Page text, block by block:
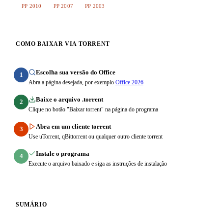
PP 2010
PP 2007 PP 2003
COMO BAIXAR VIA TORRENT
1 Escolha sua versão do Office
Abra a página desejada, por exemplo Office 2026
2 Baixe o arquivo .torrent
Clique no botão "Baixar torrent" na página do programa
3 Abra em um cliente torrent
Use uTorrent, qBittorrent ou qualquer outro cliente torrent
4 Instale o programa
Execute o arquivo baixado e siga as instruções de instalação
SUMÁRIO